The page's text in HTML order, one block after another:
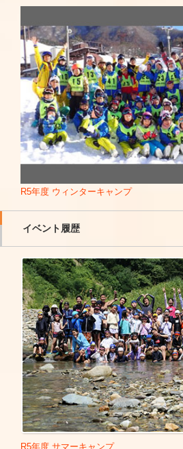
■パラビオリジナルストーリー「グ
演：メートル役
■西東京市 親子体操教室
■岐阜ねんりんピック一年前イベント
使として
■国立青少年山口徳治自然の家 親子
■山口県岩国市「日体大連携事業」
■福岡県ワンダー展示会 講演会
■岩手県一関市「いちのせき体操5周
■東京ワンダー展示会 講演会
■滋賀県守山市「日体大連携事業」
■東京都公立共済組合 親子体操教室
■大垣女子短期大学講義 2019年11月
■青森県青森市 親子体操普及員育成
■富山県入善町 親子体操教室
■鹿児島県錦江町「錦江警察署」 一
0日
■日本体育大学体操部演技発表会 司
■広島県 国立江田島青少年交流の家
「記念講演」2020年1月18日Link
■岐阜県 大垣女子短期大学「こども
Link
■遠くへ行きたい
■サンバリュ
■遠くへ行きたい
■24時間テレビ
■人生が変わる１分間の深いい話 出
■女神のマルシェ 2021年5月21日
■女神のマルシェ 2022年1月28日
■女神のマルシェ 2022年5月6日Link
■女神のマルシェ 2022年8月5日Link
■「NEWSエブリー」出演 2025年5月
【 TBS 】
■がきんちょ～リターン・キッズ～
■SASUKE
戦
■ズバリ言うわよ!
■はなまるマーケット
■知ればあなたも欲しくなる！
■さんまのスーパーからくりTV
■メトログ
■朝だ！生です旅サラダ
■ピン子、通販やってるよ～本日開
■炎の体育会TV
■ドッキリ映像SP芸能人史上最悪の
【 フジテレビ 】
■海筋肉王～バイキング～
R5年度 ウィンターキャンプ
イベント履歴
R5年度 サマーキャンプ